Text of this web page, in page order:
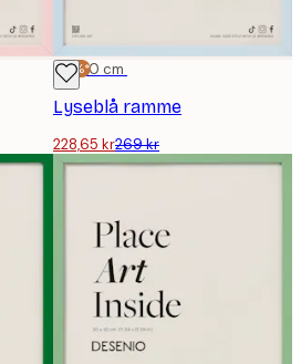
-15%*
30x40 cm
Lyseblå ramme
228,65 kr269 kr